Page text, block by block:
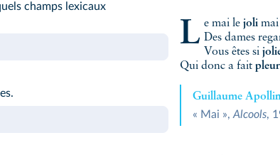
champs lexicaux
Le mai le jolimai
Des dames
Vous êtes si
Qui donc a fait
Guillaume
« Mai », Alcools,